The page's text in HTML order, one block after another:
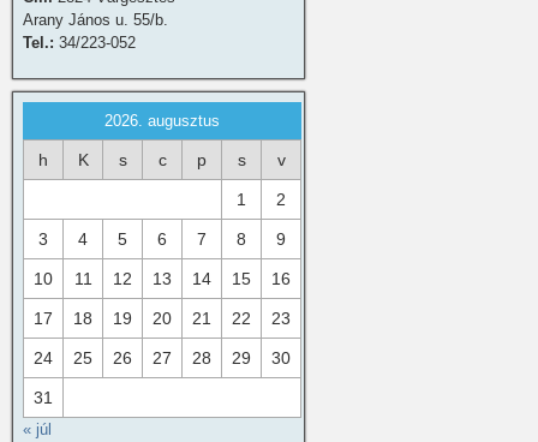
Arany János u. 55/b.
Tel.: 34/223-052
2026. augusztus
h K s c p s v
1 2
3 4 5 6 7 8 9
10 11 12 13 14 15 16
17 18 19 20 21 22 23
24 25 26 27 28 29 30
31
« júl